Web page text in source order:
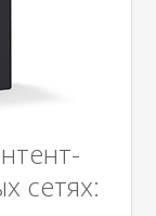
сетях: